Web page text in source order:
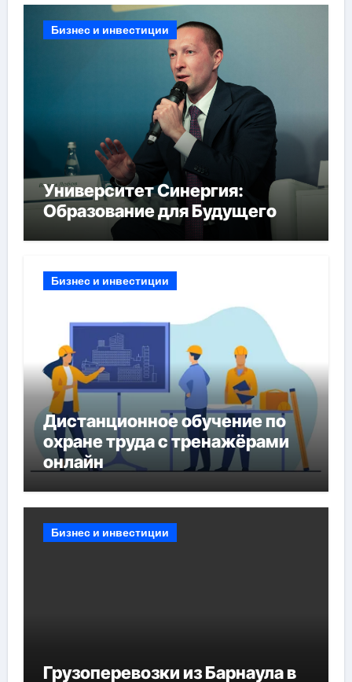
Бизнес и инвестиции
Университет Синергия:
Образование для Будущего
Бизнес и инвестиции
Дистанционное обучение по
охране труда с тренажёрами
онлайн
Бизнес и инвестиции
Грузоперевозки из Барнаула в